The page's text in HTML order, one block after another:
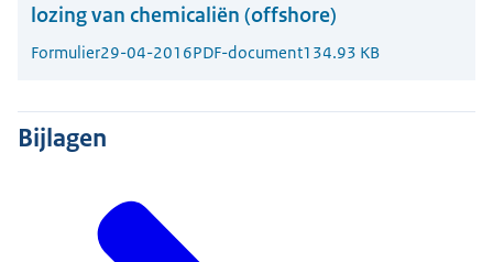
lozing van chemicaliën (offshore)
Formulier29-04-2016PDF-document134.93 KB
Bijlagen